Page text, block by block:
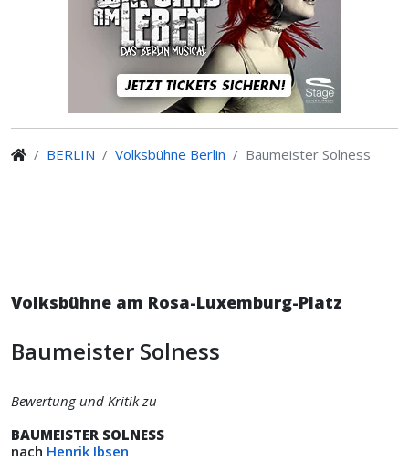
BERLIN Volksbühne Berlin Baumeister Solness
Volksbühne am Rosa-Luxemburg-Platz
Baumeister Solness
Bewertung und Kritik zu
BAUMEISTER SOLNESS
nach Henrik Ibsen